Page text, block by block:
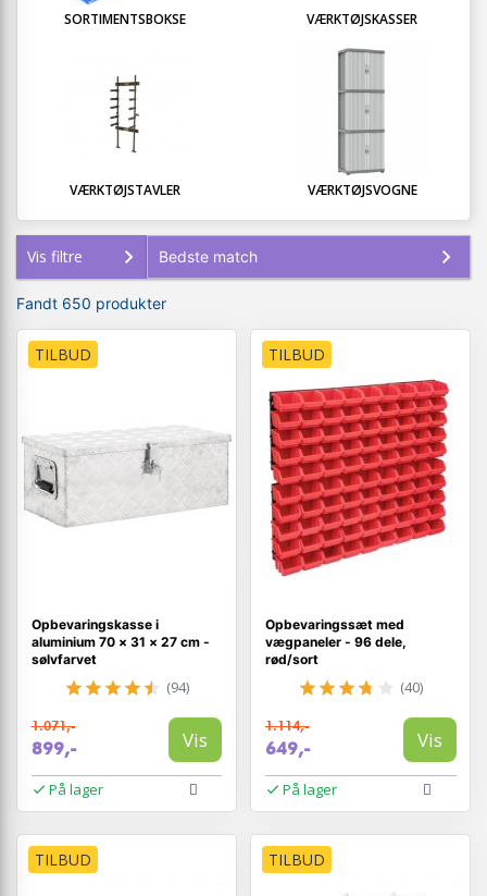
SORTIMENTSBOKSE VÆRKTØJSKASSER
VÆRKTØJSTAVLER VÆRKTØJSVOGNE
Vis filtre
Fandt 650 produkter
TILBUD
Opbevaringskasse i
aluminium 70 × 31 × 27 cm -
sølvfarvet
(94)
1.071,-
899,- Vis
På lager
TILBUD
Opbevaringssæt med
vægpaneler - 96 dele,
rød/sort
(40)
1.114,-
649,- Vis
På lager
TILBUD TILBUD